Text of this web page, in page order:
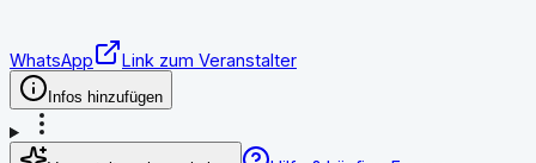
WhatsApp Link zum Veranstalter
Infos hinzufügen